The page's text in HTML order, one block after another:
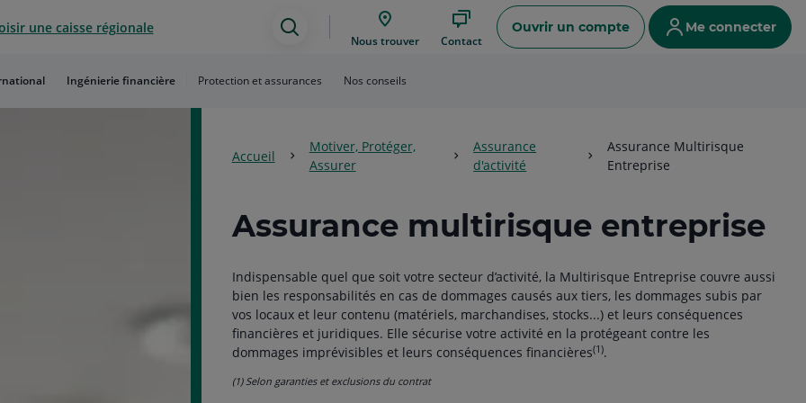
une caisse régionale
Assistance
de
Nous trouver Contact
Ouvrir un compte Me connecter
Ingénierie financière Protection et assurances Nos conseils
Accueil
Motiver, Protéger,
Assurer
Assurance
d'activité
Assurance Multirisque
Entreprise
Assurance multirisque entreprise
Indispensable quel que soit votre secteur d’activité, la Multirisque Entreprise couvre aussi
bien les responsabilités en cas de dommages causés aux tiers, les dommages subis par
vos locaux et leur contenu (matériels, marchandises, stocks...) et leurs conséquences
financières et juridiques. Elle sécurise votre activité en la protégeant contre les
dommages imprévisibles et leurs conséquences financières(1).
(1) Selon garanties et exclusions du contrat